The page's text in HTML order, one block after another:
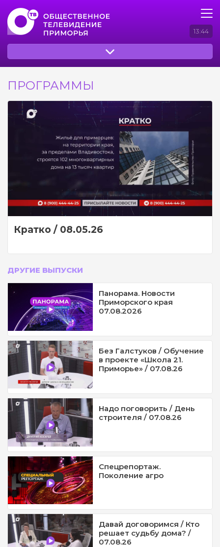
13:44
ПРОГРАММЫ
Кратко / 08.05.26
ДРУГИЕ ВЫПУСКИ
Панорама. Новости
Приморского края
07.08.2026
Без Галстуков / Обучение
в проекте «Школа 21.
Приморье» / 07.08.26
Надо поговорить / День
строителя / 07.08.26
Спецрепортаж.
Поколение агро
Давай договоримся / Кто
решает судьбу дома? /
07.08.26